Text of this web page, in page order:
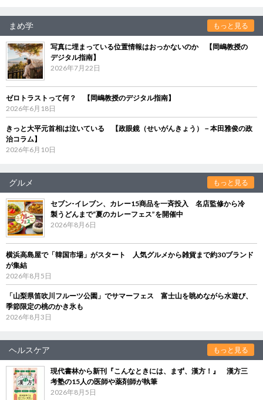
まめ学 もっと見る
写真に埋まっている位置情報はおっかないのか 【岡嶋教授の
デジタル指南】
2026年7月22日
ゼロトラストって何？ 【岡嶋教授のデジタル指南】
2026年6月18日
きっと大平元首相は泣いている 【政眼鏡（せいがんきょう）－本田雅俊の政
治コラム】
2026年6月10日
グルメ もっと見る
セブン‐イレブン、カレー15商品を一斉投入 名店監修から冷
製うどんまで“夏のカレーフェス”を開催中
2026年8月6日
横浜高島屋で「韓国市場」がスタート 人気グルメから雑貨まで約30ブランド
が集結
2026年8月5日
「山梨県笛吹川フルーツ公園」でサマーフェス 富士山を眺めながら水遊び、
季節限定の桃のかき氷も
2026年8月3日
ヘルスケア もっと見る
現代書林から新刊『こんなときには、まず、漢方！』 漢方三
考塾の15人の医師や薬剤師が執筆
2026年8月5日